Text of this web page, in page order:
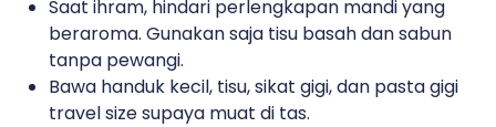
Saat ihram, hindari perlengkapan mandi yang
beraroma. Gunakan saja tisu basah dan sabun
tanpa pewangi.
Bawa handuk kecil, tisu, sikat gigi, dan pasta gigi
travel size supaya muat di tas.